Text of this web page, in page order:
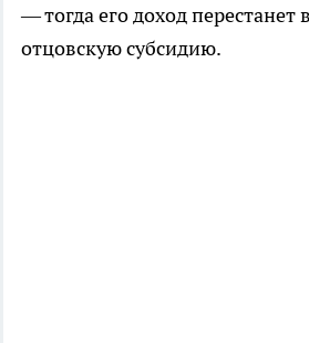
— тогда его доход перестанет
отцовскую субсидию.